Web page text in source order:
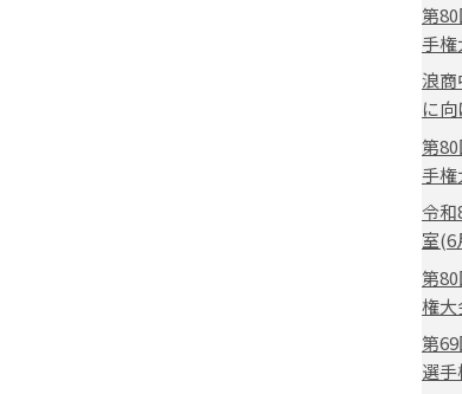
第
手権
浪
に
第
手
令
室(6
第
権
第
選